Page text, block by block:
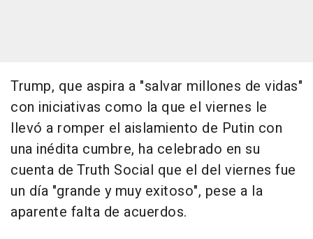
Trump, que aspira a "salvar millones de vidas"
con iniciativas como la que el viernes le
llevó a romper el aislamiento de Putin con
una inédita cumbre, ha celebrado en su
cuenta de Truth Social que el del viernes fue
un día "grande y muy exitoso", pese a la
aparente falta de acuerdos.